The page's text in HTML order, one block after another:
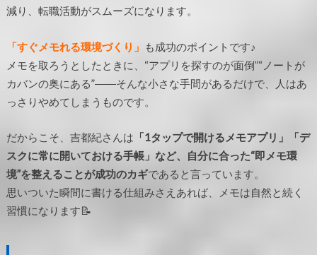
減り、転職活動がスムーズになります。
「すぐメモれる環境づくり」
も成功のポイントです♪
メモを取ろうとしたときに、“アプリを探すのが面倒”“ノートが
カバンの奥にある”――そんな小さな手間があるだけで、人はあ
っさりやめてしまうものです。
だからこそ、吉都紀さんは 「1タップで開けるメモアプリ」「デ
スクに常に開いておける手帳」など、自分に合った“即メモ環
境”を整えることが成功のカギであると言っています。
思いついた瞬間に書ける仕組みさえあれば、メモは自然と続く
習慣になります📝